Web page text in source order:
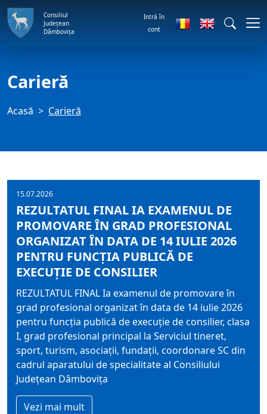
Consiliul
Județean
Dâmbovița
Intră în
cont
Carieră
Acasă Carieră
15.07.2026
REZULTATUL FINAL IA EXAMENUL DE
PROMOVARE ÎN GRAD PROFESIONAL
ORGANIZAT ÎN DATA DE 14 IULIE 2026
PENTRU FUNCŢIA PUBLICĂ DE
EXECUŢIE DE CONSILIER
REZULTATUL FINAL Ia examenul de promovare în
grad profesional organizat în data de 14 iulie 2026
pentru funcţia publică de execuţie de consilier, clasa
I, grad profesional principal la Serviciul tineret,
sport, turism, asociaţii, fundaţii, coordonare SC din
cadrul aparatului de specialitate al Consiliului
Judeţean Dâmboviţa
Vezi mai mult